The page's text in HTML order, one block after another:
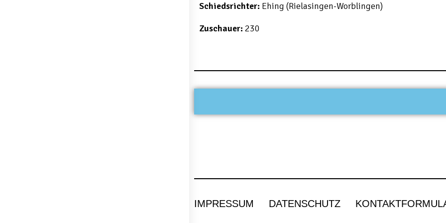
Schiedsrichter: Ehing (Rielasingen-Worblingen)
Zuschauer: 230
IMPRESSUM DATENSCHUTZ